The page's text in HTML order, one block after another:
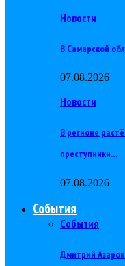
Новости
В Самарской
07.08.2026
Новости
В регионе
преступники…
07.08.2026
События
События
Дмитрий